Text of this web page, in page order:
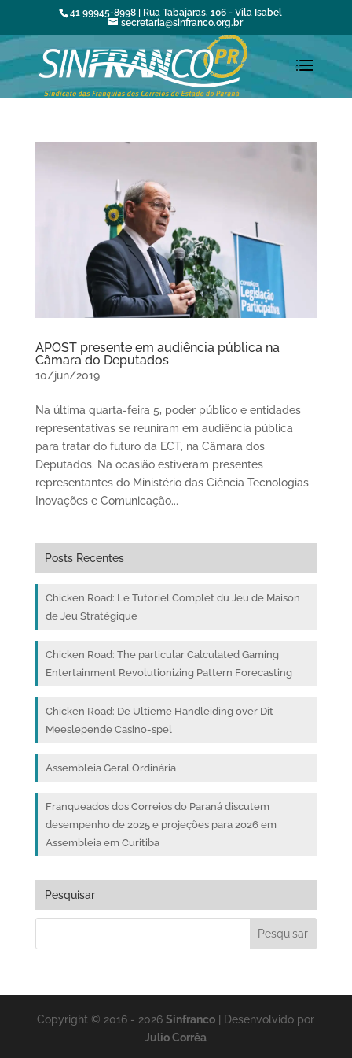
41 99945-8998 | Rua Tabajaras, 106 - Vila Isabel
secretaria@sinfranco.org.br
APOST presente em audiência pública na
Câmara do Deputados
10/jun/2019
Na última quarta-feira 5, poder público e entidades
representativas se reuniram em audiência pública
para tratar do futuro da ECT, na Câmara dos
Deputados. Na ocasião estiveram presentes
representantes do Ministério das Ciência Tecnologias
Inovações e Comunicação...
Posts Recentes
Chicken Road: Le Tutoriel Complet du Jeu de Maison
de Jeu Stratégique
Chicken Road: The particular Calculated Gaming
Entertainment Revolutionizing Pattern Forecasting
Chicken Road: De Ultieme Handleiding over Dit
Meeslepende Casino-spel
Assembleia Geral Ordinária
Franqueados dos Correios do Paraná discutem
desempenho de 2025 e projeções para 2026 em
Assembleia em Curitiba
Pesquisar
Copyright © 2016 - 2026Sinfranco | Desenvolvido por
Julio Corrêa